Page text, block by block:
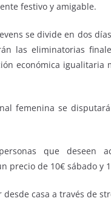
festivo y amigable.
se divide en dos
las eliminatorias
económica igualitaria
femenina se
que deseen
precio de 10€ sábado y
casa a través de